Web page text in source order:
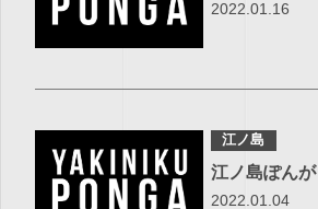
2022.01.16
江ノ島
2022.01.04
江ノ島ぽんが